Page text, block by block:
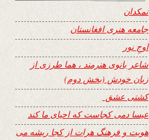
نمکدان
جامعه هنری افغانستان
اوجِ نور
شاعر بانوی هنرمند ، هما طرزی از
زبان خودش (بخش دوم)
کشتی عشق
عیسا دمی کجاست که احیای ما کند
هویت و فرهنگ هرات از کجا ریشه می